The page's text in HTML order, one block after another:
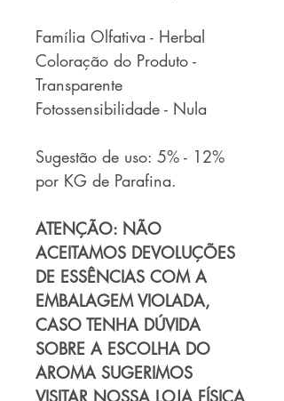
Família Olfativa - Herbal
Coloração do Produto -
Transparente
Fotossensibilidade - Nula
Sugestão de uso: 5% - 12%
por KG de Parafina.
ATENÇÃO: NÃO
ACEITAMOS DEVOLUÇÕES
DE ESSÊNCIAS COM A
EMBALAGEM VIOLADA,
CASO TENHA DÚVIDA
SOBRE A ESCOLHA DO
AROMA SUGERIMOS
VISITAR NOSSA LOJA FÍSICA